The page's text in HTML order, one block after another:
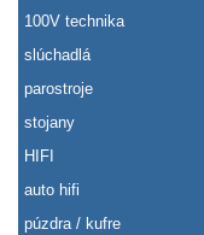
100V technika
slúchadlá
parostroje
stojany
HIFI
auto hifi
púzdra / kufre